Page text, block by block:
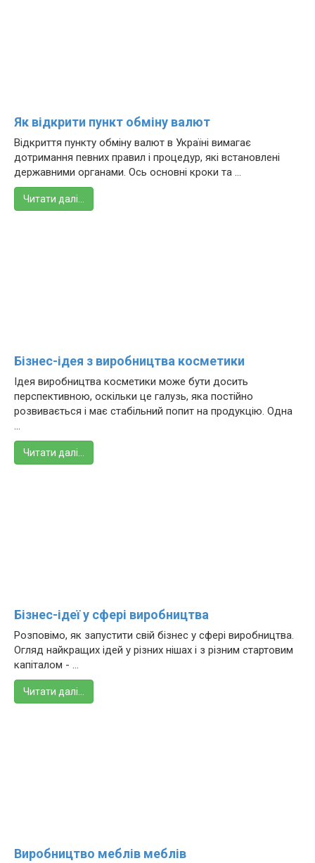
Як відкрити пункт обміну валют
Відкриття пункту обміну валют в Україні вимагає
дотримання певних правил і процедур, які встановлені
державними органами. Ось основні кроки та ...
Читати далі…
Бізнес-ідея з виробництва косметики
Ідея виробництва косметики може бути досить
перспективною, оскільки це галузь, яка постійно
розвивається і має стабільний попит на продукцію. Одна
...
Читати далі…
Бізнес-ідеї у сфері виробництва
Розповімо, як запустити свій бізнес у сфері виробництва.
Огляд найкращих ідей у різних нішах і з різним стартовим
капіталом - ...
Читати далі…
Виробництво меблів меблів